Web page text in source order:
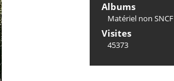
Albums
Matériel non SNCF
Visites
45373